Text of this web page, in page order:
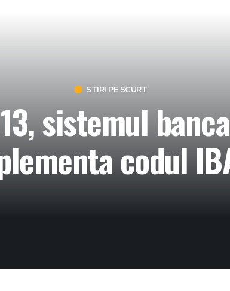
STIRI PE SCURT
sistemul
codul